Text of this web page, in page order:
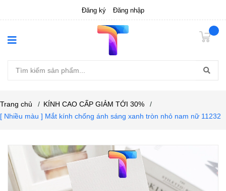
Đăng ký Đăng nhập
Trang chủ / KÍNH CAO CẤP GIẢM TỚI 30%
/
[ Nhiều màu ] Mắt kính chống ánh sáng xanh tròn nhỏ nam nữ 11232